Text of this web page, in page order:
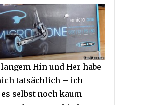
Hin und Her habe
tatsächlich – ich
selbst noch kaum